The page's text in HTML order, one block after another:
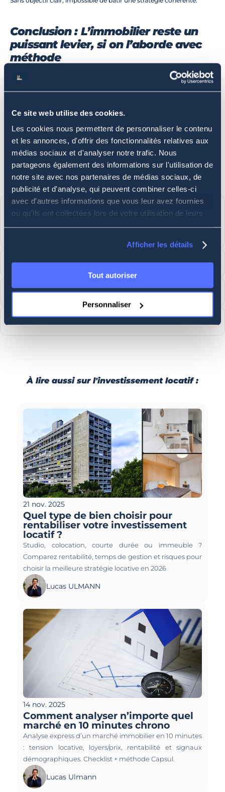
Ce site web utilise des cookies.
Les cookies nous permettent de personnaliser le contenu
et les annonces, d'offrir des fonctionnalités relatives aux
médias sociaux et d'analyser notre trafic. Nous
partageons également des informations sur l'utilisation de
notre site avec nos partenaires de médias sociaux, de
publicité et d'analyse, qui peuvent combiner celles-ci
avec d'autres informations que vous leur avez fournies
ou qu'ils ont collectées lors de votre utilisation de leurs
services.
Afficher les détails
Tout autoriser
Personnaliser
Conclusion : L’immobilier reste un
puissant levier, si on l’aborde avec
méthode
Ces erreurs ne sont pas une fatalité.
lorsqu’on est bien accompagné et
qu’on adopte une approche structurée.
➡️ sécuriser chaque étape,
➡️ éviter les pièges,
➡️ maximiser la rentabilité,
➡️ construire un patrimoine durable.
Parce que l’immobilier n’est pas un jeu de hasard.
C’est une stratégie.
Auteur
Suis-nous sur
Contacte-nous
À lire aussi sur l'investissement locatif :
21 nov. 2025
Quel type de bien choisir pour
rentabiliser votre investissement
locatif ?
Studio, colocation, courte durée ou immeuble ?
Comparez rentabilité, temps de gestion et risques pour
choisir la meilleure stratégie locative en 2026
Lucas ULMANN
14 nov. 2025
Comment analyser n’importe quel
marché en 10 minutes chrono
Analyse express d’un marché immobilier en 10 minutes
: tension locative, loyers/prix, rentabilité et signaux
démographiques. Checklist + méthode Capsul.
Lucas Ulmann